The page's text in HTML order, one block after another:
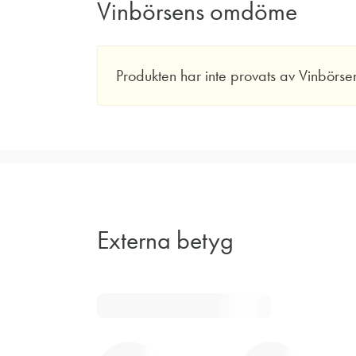
Vinbörsens omdöme
Produkten har inte provats av
Externa betyg